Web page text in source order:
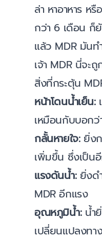
ล่า หาอาหาร ห
กว่า 6 เดือน ก็
แล้ว MDR มันท
เจ้า MDR นี่จะ
สิ่งที่กระตุ้น
หน้าโดนน้ำเย็น:
เหมือนกับบอกว่
กลั้นหายใจ:ยิ่งก
เพิ่มขึ้น ซึ่งเป็น
แรงดันน้ำ:ยิ่งด
MDR อีกแรง
อุณหภูมิน้ำ:น้ำยิ่
เปลี่ยนแปลงทา